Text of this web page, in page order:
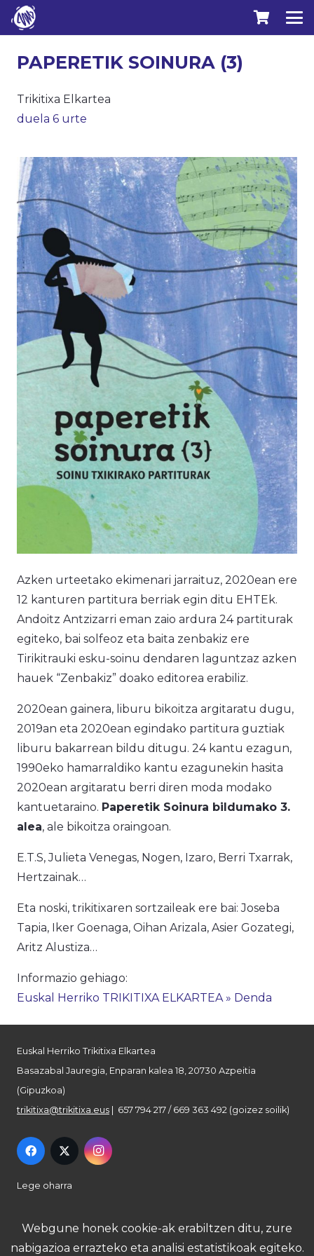
PAPERETIK SOINURA (3)
Trikitixa Elkartea
duela 6 urte
Azken urteetako ekimenari jarraituz, 2020ean ere
12 kanturen partitura berriak egin ditu EHTEk.
Andoitz Antzizarri eman zaio ardura 24 partiturak
egiteko, bai solfeoz eta baita zenbakiz ere
Tirikitrauki esku-soinu dendaren laguntzaz azken
hauek “Zenbakiz” doako editorea erabiliz.
2020ean gainera, liburu bikoitza argitaratu dugu,
2019an eta 2020ean egindako partitura guztiak
liburu bakarrean bildu ditugu. 24 kantu ezagun,
1990eko hamarraldiko kantu ezagunekin hasita
2020ean argitaratu berri diren moda modako
kantuetaraino. Paperetik Soinura bildumako 3.
alea, ale bikoitza oraingoan.
E.T.S, Julieta Venegas, Nogen, Izaro, Berri Txarrak,
Hertzainak…
Eta noski, trikitixaren sortzaileak ere bai: Joseba
Tapia, Iker Goenaga, Oihan Arizala, Asier Gozategi,
Aritz Alustiza…
Informazio gehiago:
Euskal Herriko TRIKITIXA ELKARTEA » Denda
Euskal Herriko Trikitixa Elkartea
Basazabal Jauregia, Enparan kalea 18, 20730 Azpeitia
(Gipuzkoa)
trikitixa@trikitixa.eus | 657 794 217 / 669 363 492 (goizez soilik)
Lege oharra
Pribatutasun politika
Webgune honek cookie-ak erabiltzen ditu, zure
nabigazioa errazteko eta analisi estatistikoak egiteko.